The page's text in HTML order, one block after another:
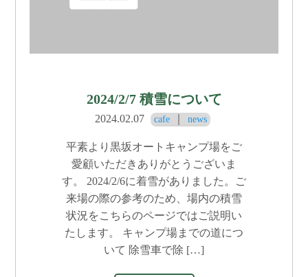
2024/2/7 積雪について
2024.02.07 cafe news
平素より黒坂オートキャンプ場をご
愛顧いただきありがとうございま
す。 2024/2/6に着雪がありました。ご
来場の際の参考のため、場内の積雪
状況をこちらのページではご説明い
たします。 キャンプ場までの道につ
いて 除雪車で除 […]